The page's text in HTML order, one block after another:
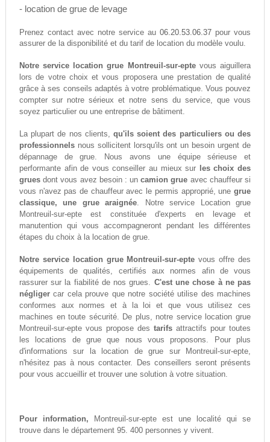
- location de grue de levage
Prenez contact avec notre service au06.20.53.06.37 pour vous
assurer de la disponibilité et du tarif de location du modèle voulu.
Notre service location grue Montreuil-sur-eptevous aiguillera
lors de votre choix et vous proposera une prestation de qualité
grâce à ses conseils adaptés à votre problématique. Vous pouvez
compter sur notre sérieux et notre sens du service, que vous
soyez particulier ou une entreprise de bâtiment.
La plupart de nos clients, qu'ils soient des particuliers ou des
professionnelsnous sollicitent lorsqu'ils ont un besoin urgent de
dépannage de grue. Nous avons une équipe sérieuse et
performante afin de vous conseiller au mieux sur
les choix des
gruesdont vous avez besoin : uncamion grue avec chauffeur si
vous n'avez pas de chauffeur avec le permis approprié, unegrue
classique, une grue araignée. Notre service Location grue
Montreuil-sur-epte est constituée d'experts en levage et
manutention qui vous accompagneront pendant les différentes
étapes du choix à la location de grue.
Notre service location grue Montreuil-sur-epte vous offre des
équipements de qualités, certifiés aux normes afin de vous
rassurer sur la fiabilité de nos grues. C'est une chose à ne pas
négligercar cela prouve que notre société utilise des machines
conformes aux normes et à la loi et que vous utilisez ces
machines en toute sécurité. De plus, notre service location grue
Montreuil-sur-epte vous propose des tarifs attractifs pour toutes
les locations de grue que nous vous proposons. Pour plus
d'informations sur la location de grue sur Montreuil-sur-epte,
n'hésitez pas à nous contacter. Des conseillers seront présents
pour vous accueillir et trouver une solution à votre situation.
Pour information, Montreuil-sur-epte est une localité qui se
trouve dans le département 95. 400 personnes y vivent.